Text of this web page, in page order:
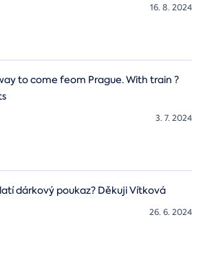
16. 8. 2024
to come feom Prague. With train ?
3. 7. 2024
dárkový poukaz? Děkuji Vítková
26. 6. 2024